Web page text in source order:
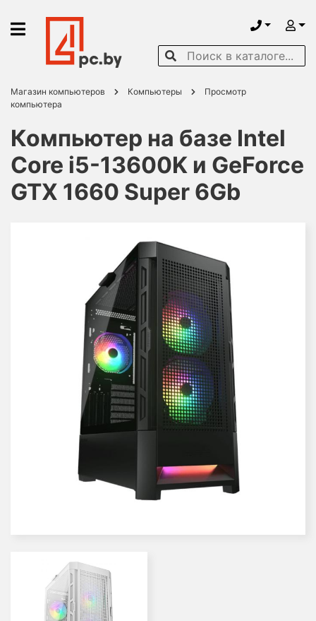
Магазин компьютеров Компьютеры
Просмотр
компьютера
Компьютер на базе Intel
Core i5-13600K и GeForce
GTX 1660 Super 6Gb